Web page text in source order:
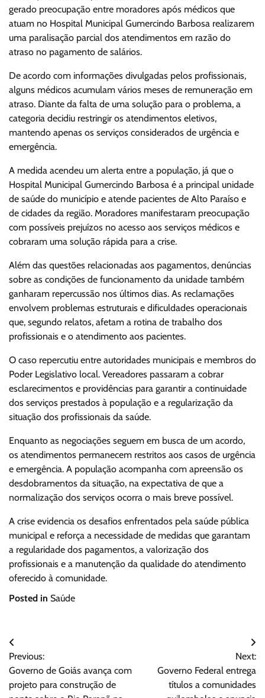
gerado preocupação entre moradores após médicos que
atuam no Hospital Municipal Gumercindo Barbosa realizarem
uma paralisação parcial dos atendimentos em razão do
atraso no pagamento de salários.
De acordo com informações divulgadas pelos profissionais,
alguns médicos acumulam vários meses de remuneração em
atraso. Diante da falta de uma solução para o problema, a
categoria decidiu restringir os atendimentos eletivos,
mantendo apenas os serviços considerados de urgência e
emergência.
A medida acendeu um alerta entre a população, já que o
Hospital Municipal Gumercindo Barbosa é a principal unidade
de saúde do município e atende pacientes de Alto Paraíso e
de cidades da região. Moradores manifestaram preocupação
com possíveis prejuízos no acesso aos serviços médicos e
cobraram uma solução rápida para a crise.
Além das questões relacionadas aos pagamentos, denúncias
sobre as condições de funcionamento da unidade também
ganharam repercussão nos últimos dias. As reclamações
envolvem problemas estruturais e dificuldades operacionais
que, segundo relatos, afetam a rotina de trabalho dos
profissionais e o atendimento aos pacientes.
O caso repercutiu entre autoridades municipais e membros do
Poder Legislativo local. Vereadores passaram a cobrar
esclarecimentos e providências para garantir a continuidade
dos serviços prestados à população e a regularização da
situação dos profissionais da saúde.
Enquanto as negociações seguem em busca de um acordo,
os atendimentos permanecem restritos aos casos de urgência
e emergência. A população acompanha com apreensão os
desdobramentos da situação, na expectativa de que a
normalização dos serviços ocorra o mais breve possível.
A crise evidencia os desafios enfrentados pela saúde pública
municipal e reforça a necessidade de medidas que garantam
a regularidade dos pagamentos, a valorização dos
profissionais e a manutenção da qualidade do atendimento
oferecido à comunidade.
Posted in Saúde
Navegação
de
Post
Previous:
Governo de Goiás avança com
projeto para construção de
Next:
Governo Federal entrega
títulos a comunidades